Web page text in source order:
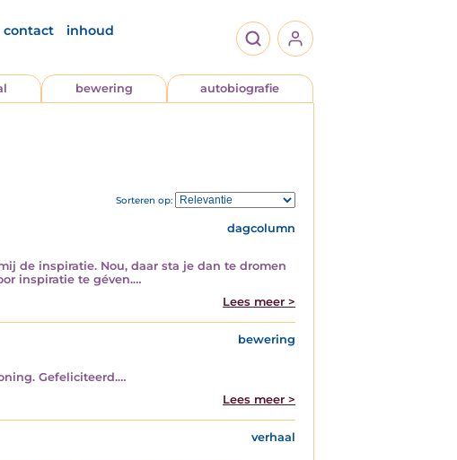
contact inhoud
bewering autobiografie
Sorteren op:
dagcolumn
de inspiratie. Nou, daar sta je dan te dromen
inspiratie te géven.…
Lees meer >
bewering
Gefeliciteerd.…
Lees meer >
verhaal